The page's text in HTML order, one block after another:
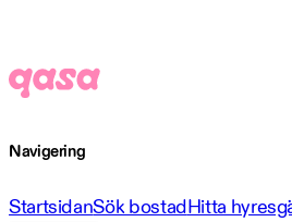
Navigering
StartsidanSök bostadHitta